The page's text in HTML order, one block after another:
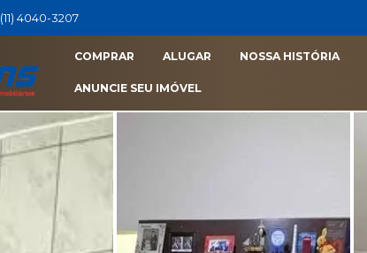
(11) 4040-3207
COMPRAR ALUGAR NOSSA HISTÓRIA
ANUNCIE SEU IMÓVEL